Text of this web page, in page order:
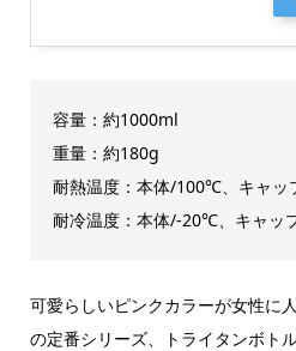
容量：約1000ml
重量：約180g
耐熱温度：本体/100℃、キャ
耐冷温度：本体/-20℃、キャッ
可愛らしいピンクカラーが女性に
の定番シリーズ、トライタンボト